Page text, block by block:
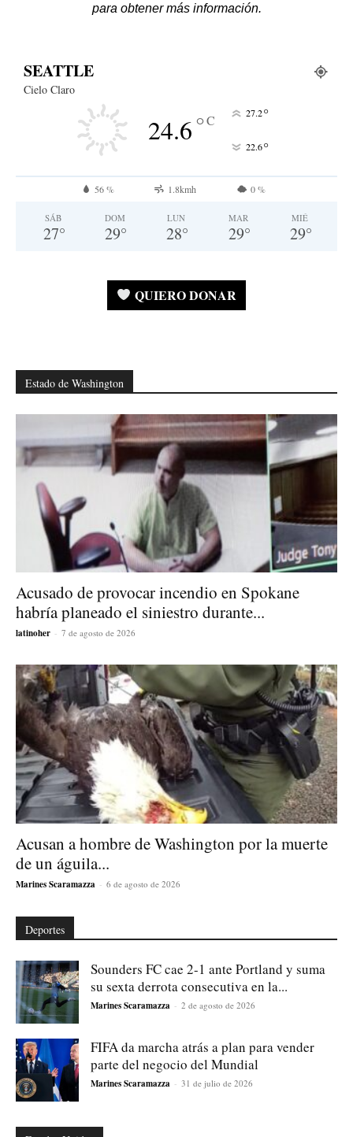
para obtener más información.
SEATTLE
Cielo Claro
24.6°C 27.2°
22.6°
56 % 1.8kmh 0 %
SÁB
27°
DOM
29°
LUN
28°
MAR
29°
MIÉ
29°
QUIERO DONAR
Estado de Washington
Acusado de provocar incendio en Spokane
habría planeado el siniestro durante...
latinoher - 7 de agosto de 2026
Acusan a hombre de Washington por la muerte
de un águila...
Marines Scaramazza - 6 de agosto de 2026
Deportes
Sounders FC cae 2-1 ante Portland y suma
su sexta derrota consecutiva en la...
Marines Scaramazza - 2 de agosto de 2026
FIFA da marcha atrás a plan para vender
parte del negocio del Mundial
Marines Scaramazza - 31 de julio de 2026